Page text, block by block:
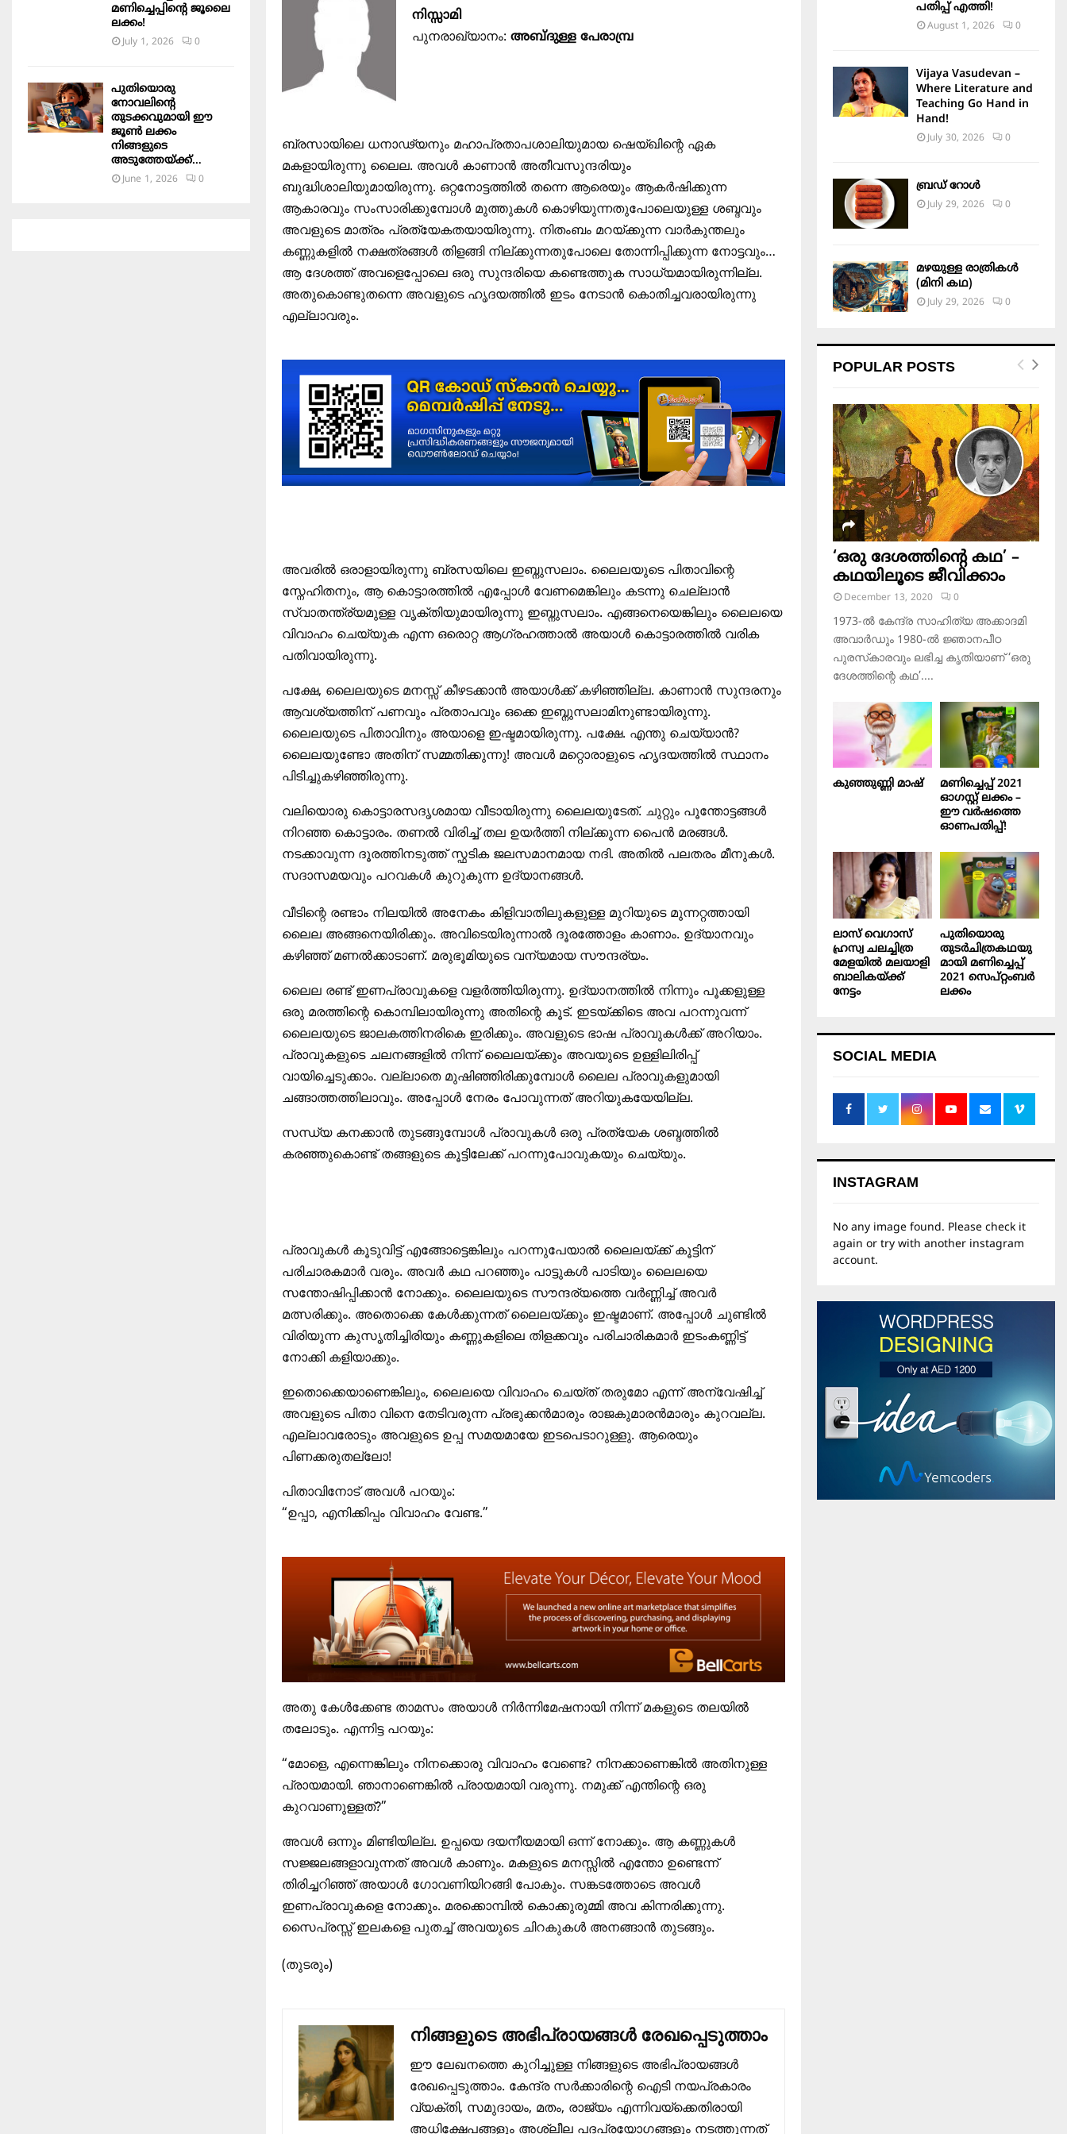
നിസ്സാമി
പുനരാഖ്യാനം: അബ്ദുള്ള പേരാമ്പ്ര
ബ്രസായിലെ ധനാഢ്യനും മഹാപ്രതാപശാലിയുമായ ഷെയ്ഖിന്റെ ഏക
മകളായിരുന്നു ലൈല. അവള്‍ കാണാന്‍ അതീവസുന്ദരിയും
ബുദ്ധിശാലിയുമായിരുന്നു. ഒറ്റനോട്ടത്തില്‍ തന്നെ ആരെയും ആകര്‍ഷിക്കുന്ന
ആകാരവും സംസാരിക്കുമ്പോള്‍ മുത്തുകള്‍ കൊഴിയുന്നതുപോലെയുള്ള ശബ്ദവും
അവളുടെ മാത്രം പ്രത്യേകതയായിരുന്നു. നിതംബം മറയ്ക്കുന്ന വാര്‍കുന്തലും
കണ്ണുകളില്‍ നക്ഷത്രങ്ങള്‍ തിളങ്ങി നില്ക്കുന്നതുപോലെ തോന്നിപ്പിക്കുന്ന നോട്ടവും…
ആ ദേശത്ത്‌ അവളെപ്പോലെ ഒരു സുന്ദരിയെ കണ്ടെത്തുക സാധ്യമായിരുന്നില്ല.
അതുകൊണ്ടുതന്നെ അവളുടെ ഹൃദയത്തില്‍ ഇടം നേടാന്‍ കൊതിച്ചവരായിരുന്നു
എല്ലാവരും.
അവരില്‍ ഒരാളായിരുന്നു ബ്രസയിലെ ഇബ്നുസലാം. ലൈലയുടെ പിതാവിന്റെ
സ്നേഹിതനും, ആ കൊട്ടാരത്തില്‍ എപ്പോള്‍ വേണമെങ്കിലും കടന്നു ചെല്ലാന്‍
സ്വാതന്ത്ര്യമുള്ള വൃക്തിയുമായിരുന്നു ഇബ്നുസലാം. എങ്ങനെയെങ്കിലും ലൈലയെ
വിവാഹം ചെയ്യുക എന്ന ഒരൊറ്റ ആഗ്രഹത്താല്‍ അയാള്‍ കൊട്ടാരത്തില്‍ വരിക
പതിവായിരുന്നു.
പക്ഷേ, ലൈലയുടെ മനസ്സ്‌ കീഴടക്കാന്‍ അയാള്‍ക്ക്‌ കഴിഞ്ഞില്ല. കാണാന്‍ സുന്ദരനും
ആവശ്യത്തിന്‌ പണവും പ്രതാപവും ഒക്കെ ഇബ്നുസലാമിനുണ്ടായിരുന്നു.
ലൈലയുടെ പിതാവിനും അയാളെ ഇഷ്ടമായിരുന്നു. പക്ഷേ. എന്തു ചെയ്യാന്‍?
ലൈലയുണ്ടോ അതിന്‌ സമ്മതിക്കുന്നു! അവള്‍ മറ്റൊരാളുടെ ഹൃദയത്തില്‍ സ്ഥാനം
പിടിച്ചുകഴിഞ്ഞിരുന്നു.
വലിയൊരു കൊട്ടാരസദൃശമായ വീടായിരുന്നു ലൈലയുടേത്‌. ചുറ്റും പൂന്തോട്ടങ്ങള്‍
നിറഞ്ഞ കൊട്ടാരം. തണല്‍ വിരിച്ച്‌ തല ഉയര്‍ത്തി നില്ക്കുന്ന പൈന്‍ മരങ്ങള്‍.
നടക്കാവുന്ന ദൂരത്തിനടുത്ത്‌ സ്ഫടിക ജലസമാനമായ നദി. അതില്‍ പലതരം മീനുകള്‍.
സദാസമയവും പറവകള്‍ കുറുകുന്ന ഉദ്യാനങ്ങള്‍.
വീടിന്റെ രണ്ടാം നിലയില്‍ അനേകം കിളിവാതിലുകളുള്ള മുറിയുടെ മുന്നറ്റത്തായി
ലൈല അങ്ങനെയിരിക്കും. അവിടെയിരുന്നാല്‍ ദൂരത്തോളം കാണാം. ഉദ്യാനവും
കഴിഞ്ഞ്‌ മണല്‍ക്കാടാണ്‌. മരുഭൂമിയുടെ വന്യമായ സൗന്ദര്യം.
ലൈല രണ്ട്‌ ഇണപ്രാവുകളെ വളര്‍ത്തിയിരുന്നു. ഉദ്യാനത്തില്‍ നിന്നും പൂക്കളുള്ള
ഒരു മരത്തിന്റെ കൊമ്പിലായിരുന്നു അതിന്റെ കൂട്‌. ഇടയ്ക്കിടെ അവ പറന്നുവന്ന്‌
ലൈലയുടെ ജാലകത്തിനരികെ ഇരിക്കും. അവളുടെ ഭാഷ പ്രാവുകള്‍ക്ക്‌ അറിയാം.
പ്രാവുകളുടെ ചലനങ്ങളില്‍ നിന്ന്‌ ലൈലയ്ക്കും അവയുടെ ഉള്ളിലിരിപ്പ്‌
വായിച്ചെടുക്കാം. വല്ലാതെ മുഷിഞ്ഞിരിക്കുമ്പോള്‍ ലൈല പ്രാവുകളുമായി
ചങ്ങാത്തത്തിലാവും. അപ്പോള്‍ നേരം പോവുന്നത്‌ അറിയുകയേയില്ല.
സന്ധ്യ കനക്കാന്‍ തുടങ്ങുമ്പോള്‍ പ്രാവുകള്‍ ഒരു പ്രത്യേക ശബ്ദത്തില്‍
കരഞ്ഞുകൊണ്ട്‌ തങ്ങളുടെ കൂട്ടിലേക്ക്‌ പറന്നുപോവുകയും ചെയ്യും.
പ്രാവുകള്‍ കൂടുവിട്ട് എങ്ങോട്ടെങ്കിലും പറന്നുപേയാല്‍ ലൈലയ്ക്ക്‌ കൂട്ടിന്‌
പരിചാരകമാര്‍ വരും. അവര്‍ കഥ പറഞ്ഞും പാട്ടുകള്‍ പാടിയും ലൈലയെ
സന്തോഷിപ്പിക്കാന്‍ നോക്കും. ലൈലയുടെ സൗന്ദര്യത്തെ വര്‍ണ്ണിച്ച്‌ അവര്‍
മത്സരിക്കും. അതൊക്കെ കേള്‍ക്കുന്നത്‌ ലൈലയ്ക്കും ഇഷ്ടമാണ്‌. അപ്പോള്‍ ചുണ്ടില്‍
വിരിയുന്ന കുസൃതിച്ചിരിയും കണ്ണുകളിലെ തിളക്കവും പരിചാരികമാര്‍ ഇടംകണ്ണിട്ട്‌
നോക്കി കളിയാക്കും.
ഇതൊക്കെയാണെങ്കിലും, ലൈലയെ വിവാഹം ചെയ്ത്‌ തരുമോ എന്ന്‌ അന്വേഷിച്ച്‌
അവളുടെ പിതാ വിനെ തേടിവരുന്ന പ്രഭുക്കന്‍മാരും രാജകുമാരന്‍മാരും കുറവല്ല.
എല്ലാവരോടും അവളുടെ ഉപ്പ സമയമായേ ഇടപെടാറുള്ളു. ആരെയും
പിണക്കരുതല്ലോ!
പിതാവിനോട്‌ അവള്‍ പറയും:
“ഉപ്പാ, എനിക്കിപ്പം വിവാഹം വേണ്ട.”
അതു കേള്‍ക്കേണ്ട താമസം അയാള്‍ നിർന്നിമേഷനായി നിന്ന്‌ മകളുടെ തലയില്‍
തലോടും. എന്നിട്ട പറയും:
“മോളെ, എന്നെങ്കിലും നിനക്കൊരു വിവാഹം വേണ്ടെ? നിനക്കാണെങ്കില്‍ അതിനുള്ള
പ്രായമായി. ഞാനാണെങ്കില്‍ പ്രായമായി വരുന്നു. നമുക്ക്‌ എന്തിന്റെ ഒരു
കുറവാണുള്ളത്‌?”
അവള്‍ ഒന്നും മിണ്ടിയില്ല. ഉപ്പയെ ദയനീയമായി ഒന്ന്‌ നോക്കും. ആ കണ്ണുകള്‍
സജ്ജലങ്ങളാവുന്നത്‌ അവള്‍ കാണും. മകളുടെ മനസ്സില്‍ എന്തോ ഉണ്ടെന്ന്‌
തിരിച്ചറിഞ്ഞ്‌ അയാള്‍ ഗോവണിയിറങ്ങി പോകും. സങ്കടത്തോടെ അവള്‍
ഇണപ്രാവുകളെ നോക്കും. മരക്കൊമ്പില്‍ കൊക്കുരുമ്മി അവ കിന്നരിക്കുന്നു.
സൈപ്രസ്സ്‌ ഇലകളെ പുതച്ച്‌ അവയുടെ ചിറകുകള്‍ അനങ്ങാന്‍ തുടങ്ങും.
(തുടരും)
നിങ്ങളുടെ അഭിപ്രായങ്ങൾ രേഖപ്പെടുത്താം
ഈ ലേഖനത്തെ കുറിച്ചുള്ള നിങ്ങളുടെ അഭിപ്രായങ്ങൾ
രേഖപ്പെടുത്താം. കേന്ദ്ര സർക്കാരിന്റെ ഐടി നയപ്രകാരം
വ്യക്തി, സമുദായം, മതം, രാജ്യം എന്നിവയ്ക്കെതിരായി
അധിക്ഷേപങ്ങളും അശ്ലീല പദപ്രയോഗങ്ങളും നടത്തുന്നത്
മണിച്ചെപ്പിന്റെ ജൂലൈ
ലക്കം!
July 1, 2026 0
പുതിയൊരു
നോവലിന്റെ
തുടക്കവുമായി ഈ
ജൂൺ ലക്കം
നിങ്ങളുടെ
അടുത്തേയ്ക്ക്…
June 1, 2026 0
പതിപ്പ് എത്തി!
August 1, 2026 0
Vijaya Vasudevan –
Where Literature and
Teaching Go Hand in
Hand!
July 30, 2026 0
ബ്രഡ് റോൾ
July 29, 2026 0
മഴയുള്ള രാത്രികൾ
(മിനി കഥ)
July 29, 2026 0
POPULAR POSTS
‘ഒരു ദേശത്തിന്റെ കഥ’ –
കഥയിലൂടെ ജീവിക്കാം
December 13, 2020 0
1973-ല്‍ കേന്ദ്ര സാഹിത്യ അക്കാദമി
അവാര്‍ഡും 1980-ല്‍ ജ്ഞാനപീഠ
പുരസ്‌കാരവും ലഭിച്ച കൃതിയാണ് ‘ഒരു
ദേശത്തിന്റെ കഥ’....
കുഞ്ഞുണ്ണി മാഷ്‌
മണിച്ചെപ്പ് 2021
ഓഗസ്റ്റ് ലക്കം –
ഈ വർഷത്തെ
ഓണപതിപ്പ്!
ലാസ് വെഗാസ്
ഹ്രസ്വ ചലച്ചിത്ര
മേളയിൽ മലയാളി
ബാലികയ്ക്ക്
നേട്ടം
പുതിയൊരു
തുടർചിത്രകഥയു
മായി മണിച്ചെപ്പ്
2021 സെപ്റ്റംബർ
ലക്കം
SOCIAL MEDIA
INSTAGRAM
No any image found. Please check it
again or try with another instagram
account.